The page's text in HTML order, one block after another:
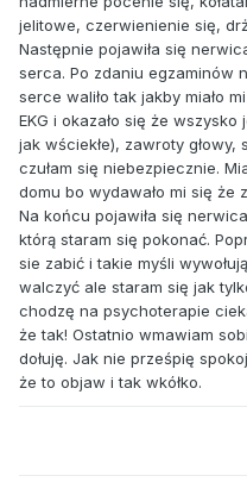
jelitowe, czerwienienie się,
Następnie pojawiła się
serca. Po zdaniu egzaminów
serce waliło tak jakby miało
EKG i okazało się że
jak wściekłe), zawroty głowy,
czułam się niebezpiecznie.
domu bo wydawało mi się że
Na końcu pojawiła się
którą staram się pokonać.
sie zabić i takie myśli
walczyć ale staram się jak
chodzę na psychoterapie
że tak! Ostatnio wmawiam
dołuję. Jak nie prześpię
że to objaw i tak wkółko.